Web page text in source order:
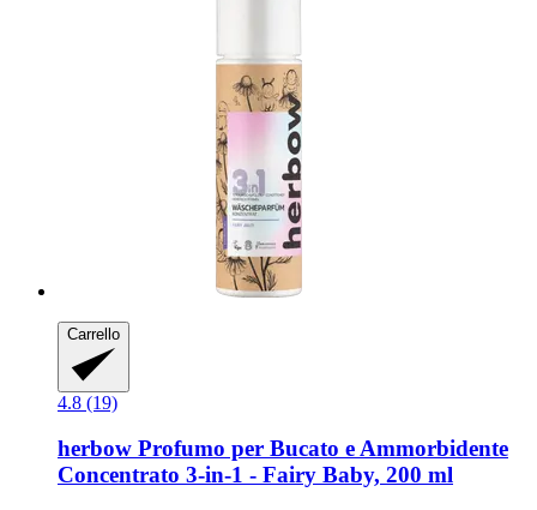
Carrello
4.8 (19)
herbow Profumo per Bucato e Ammorbidente
Concentrato 3-​in-​1 -​ Fairy Baby, 200 ml